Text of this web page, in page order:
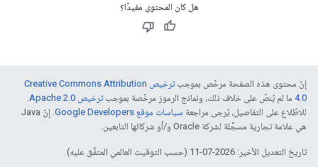
هل كان المحتوى مفيدًا؟
إنّ محتوى هذه الصفحة مرخّص بموجب
ترخيص Creative Commons Attribution
4.0‏ ما لم يُنصّ على خلاف ذلك، ونماذج الرموز مرخّصة بموجبترخيص Apache 2.0‏
للاطّلاع على التفاصيل، يُرجى مراجعة سياسات موقع Google Developers‏
. إنّ Java
هي علامة تجارية مسجَّلة لشركة Oracle و/أو شركائها التابعين.
تاريخ التعديل الأخير: 2026-07-11 (حسب التوقيت العالمي المتفَّق عليه)